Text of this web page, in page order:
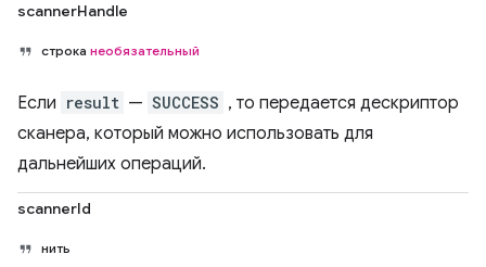
scannerHandle
строка необязательный
Если result — SUCCESS , то передается дескриптор
сканера, который можно использовать для
дальнейших операций.
scannerId
нить